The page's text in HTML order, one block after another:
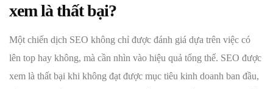
xem là thất bại?
Một chiến dịch SEO không chỉ được đánh giá dựa trên việc có
lên top hay không, mà cần nhìn vào hiệu quả tổng thể. SEO được
xem là thất bại khi không đạt được mục tiêu kinh doanh ban đầu,